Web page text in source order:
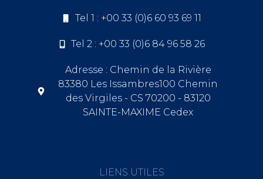
Tel 1 : +00 33 (0)6 60 93 69 11
Tel 2 : +00 33 (0)6 84 96 58 26
Adresse : Chemin de la Rivière
83380 Les Issambres100 Chemin
des Virgiles - CS 70200 - 83120
SAINTE-MAXIME Cedex
LIENS UTILES